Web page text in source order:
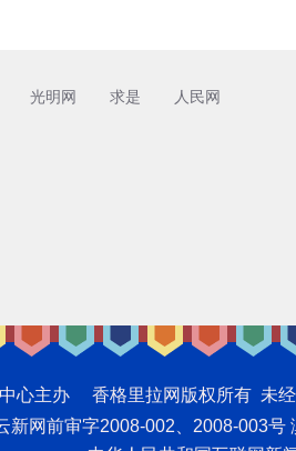
光明网 求是 人民网
心主办 香格里拉网版权所有 未
新网前审字2008-002、2008-003号